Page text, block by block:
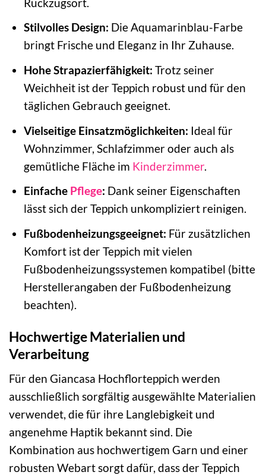
Stilvolles Design: Die Aquamarinblau-Farbe
bringt Frische und Eleganz in Ihr Zuhause.
Hohe Strapazierfähigkeit: Trotz seiner
Weichheit ist der Teppich robust und für den
täglichen Gebrauch geeignet.
Vielseitige Einsatzmöglichkeiten: Ideal für
Wohnzimmer, Schlafzimmer oder auch als
gemütliche Fläche im Kinderzimmer.
Einfache Pflege: Dank seiner Eigenschaften
lässt sich der Teppich unkompliziert reinigen.
Fußbodenheizungsgeeignet: Für zusätzlichen
Komfort ist der Teppich mit vielen
Fußbodenheizungssystemen kompatibel (bitte
Herstellerangaben der Fußbodenheizung
beachten).
Hochwertige Materialien und
Verarbeitung
Für den Giancasa Hochflorteppich werden
ausschließlich sorgfältig ausgewählte Materialien
verwendet, die für ihre Langlebigkeit und
angenehme Haptik bekannt sind. Die
Kombination aus hochwertigem Garn und einer
robusten Webart sorgt dafür, dass der Teppich